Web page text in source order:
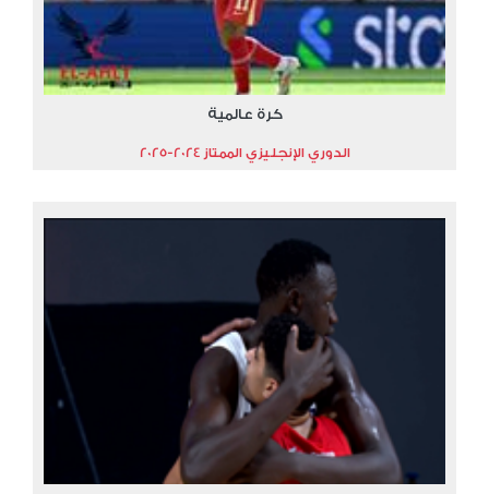
كرة عالمية
الدوري الإنجليزي الممتاز 2024-2025